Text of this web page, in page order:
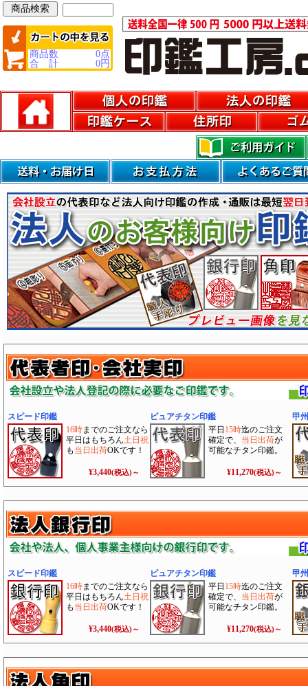
商品数 0点
合 計
0円
スピード印鑑
16時までのご注文なら
平日はもちろん土日祝
も 当日出荷OKです！
¥3,440(税込)～
ピュアチタン印鑑
平日 15時迄のご注文
確定で、 当日出荷が
可能なチタン印鑑。
¥11,270(税込)～
甲
スピード印鑑
16時までのご注文なら
平日はもちろん土日祝
も 当日出荷OKです！
¥3,440(税込)～
ピュアチタン印鑑
平日 15時迄のご注文
確定で、 当日出荷が
可能なチタン印鑑。
¥11,270(税込)～
甲